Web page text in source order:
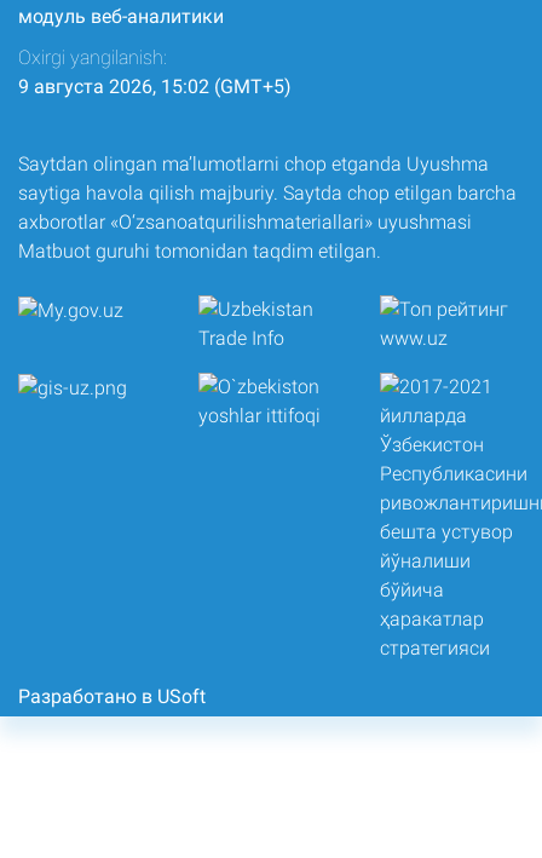
модуль веб-аналитики
Oxirgi yangilanish:
9 августа 2026, 15:02 (GMT+5)
Saytdan olingan ma’lumotlarni chop etganda Uyushma
saytiga havola qilish majburiy. Saytda chop etilgan barcha
axborotlar «O‘zsanoatqurilishmateriallari» uyushmasi
Matbuot guruhi tomonidan taqdim etilgan.
Разработано в USoft